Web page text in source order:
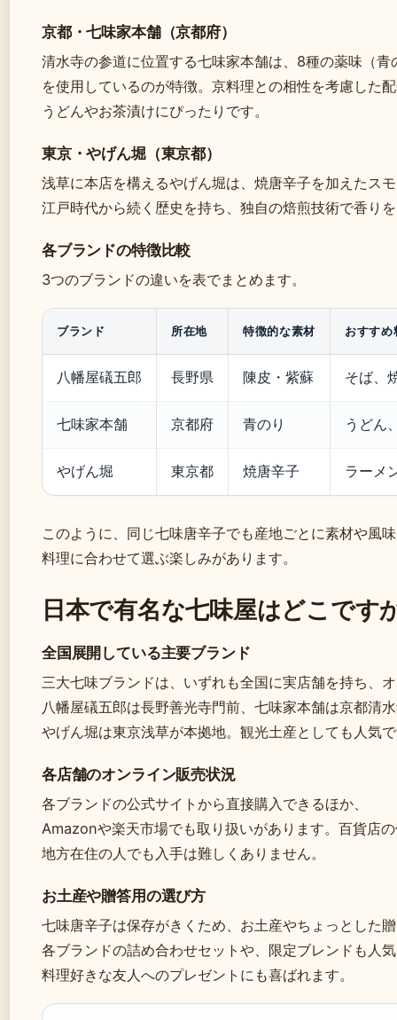
京都・七味家本舗（京都府）
清水寺の参道に位置する七味家本舗は、8種の薬味（青
を使用しているのが特徴。京料理との相性を考慮した
うどんやお茶漬けにぴったりです。
東京・やげん堀（東京都）
浅草に本店を構えるやげん堀は、焼唐辛子を加えたス
江戸時代から続く歴史を持ち、独自の焙煎技術で香り
各ブランドの特徴比較
3つのブランドの違いを表でまとめます。
ブランド 所在地 特徴的な素材 おすすめ
八幡屋礒五郎 長野県 陳皮・紫蘇 そば、
七味家本舗 京都府 青のり うどん
やげん堀 東京都 焼唐辛子 ラーメ
このように、同じ七味唐辛子でも産地ごとに素材や風
料理に合わせて選ぶ楽しみがあります。
日本で有名な七味屋はどこです
全国展開している主要ブランド
三大七味ブランドは、いずれも全国に実店舗を持ち、
八幡屋礒五郎は長野善光寺門前、七味家本舗は京都清
やげん堀は東京浅草が本拠地。観光土産としても人気
各店舗のオンライン販売状況
各ブランドの公式サイトから直接購入できるほか、
Amazonや楽天市場でも取り扱いがあります。百貨店
地方在住の人でも入手は難しくありません。
お土産や贈答用の選び方
七味唐辛子は保存がきくため、お土産やちょっとした
各ブランドの詰め合わせセットや、限定ブレンドも人
料理好きな友人へのプレゼントにも喜ばれます。